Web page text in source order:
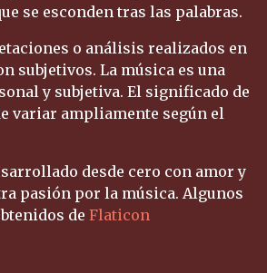
se esconden tras las palabras.
o análisis realizados en
subjetivos. La música es una
y subjetiva. El significado de
variar ampliamente según el
desde cero con amor y
pasión por la música. Algunos
de Flaticon